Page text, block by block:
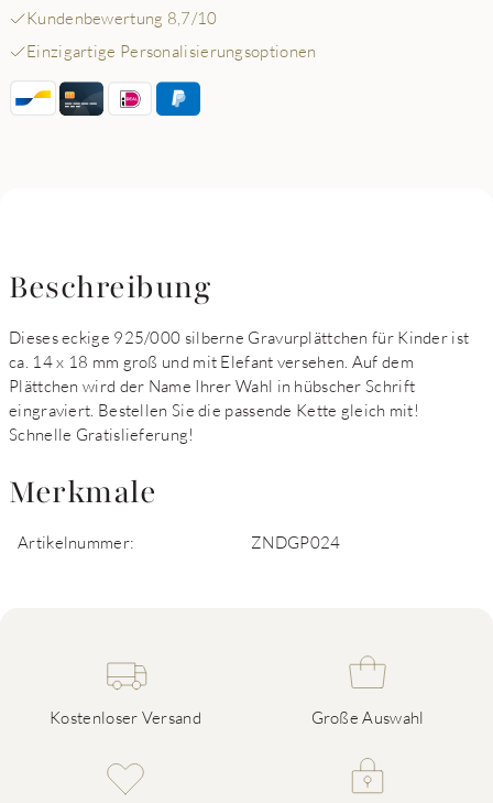
Kundenbewertung 8,7/10
Einzigartige Personalisierungsoptionen
Beschreibung
Dieses eckige 925/000 silberne Gravurplättchen für Kinder ist
ca. 14 x 18 mm groß und mit Elefant versehen. Auf dem
Plättchen wird der Name Ihrer Wahl in hübscher Schrift
eingraviert. Bestellen Sie die passende Kette gleich mit!
Schnelle Gratislieferung!
Merkmale
Artikelnummer: ZNDGP024
Kostenloser Versand Große Auswahl